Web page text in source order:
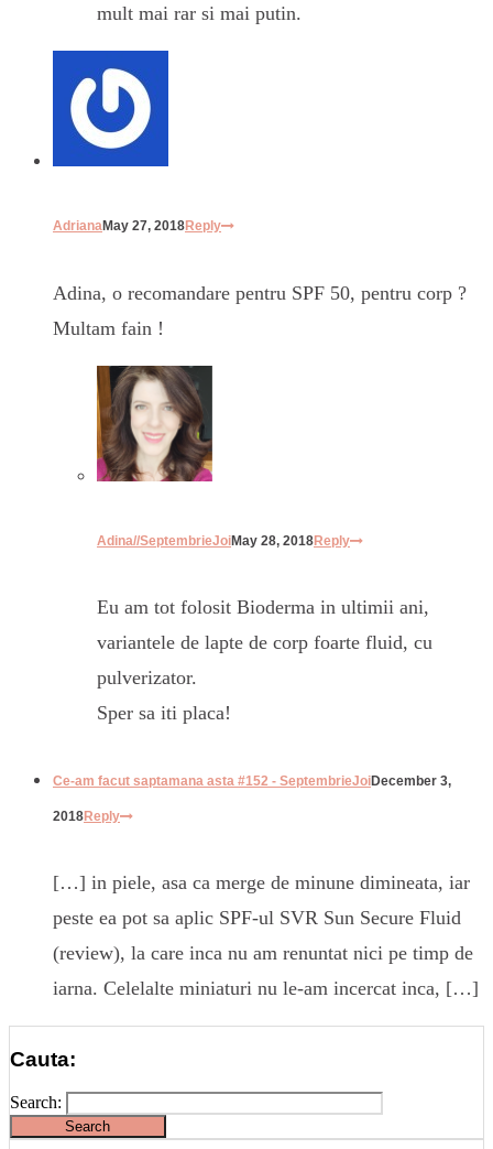
mult mai rar si mai putin.
AdrianaMay 27, 2018Reply
Adina, o recomandare pentru SPF 50, pentru corp ?
Multam fain !
Adina//SeptembrieJoiMay 28, 2018Reply
Eu am tot folosit Bioderma in ultimii ani,
variantele de lapte de corp foarte fluid, cu
pulverizator.
Sper sa iti placa!
Ce-am facut saptamana asta #152 - SeptembrieJoiDecember 3,
2018Reply
[…] in piele, asa ca merge de minune dimineata, iar
peste ea pot sa aplic SPF-ul SVR Sun Secure Fluid
(review), la care inca nu am renuntat nici pe timp de
iarna. Celelalte miniaturi nu le-am incercat inca, […]
Cauta:
Search: